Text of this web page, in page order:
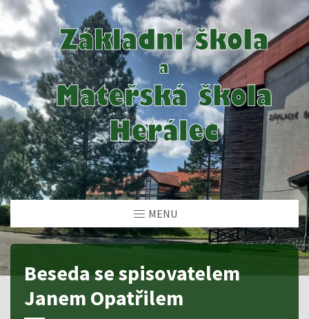
MENU
Beseda se spisovatelem
Janem Opatřilem